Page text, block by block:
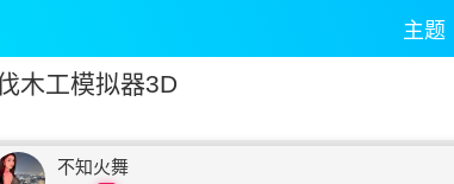
主题
木工模拟器3D
不知火舞